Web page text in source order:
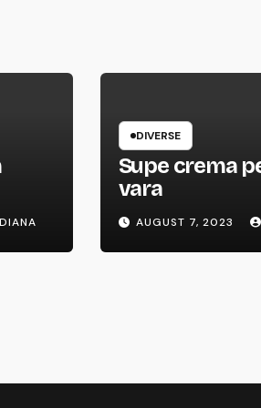
DIANA
DIVERSE
Supe crema
vara
AUGUST 7, 2023